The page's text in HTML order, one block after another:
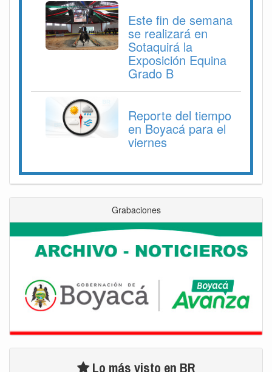
Este fin de semana
se realizará en
Sotaquirá la
Exposición Equina
Grado B
Reporte del tiempo
en Boyacá para el
viernes
Grabaciones
Lo más visto en BR